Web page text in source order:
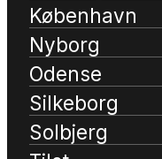
København
Nyborg
Odense
Silkeborg
Solbjerg